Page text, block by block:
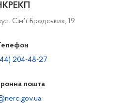
Сімʼї Бродських, 19
204-48-27
пошта